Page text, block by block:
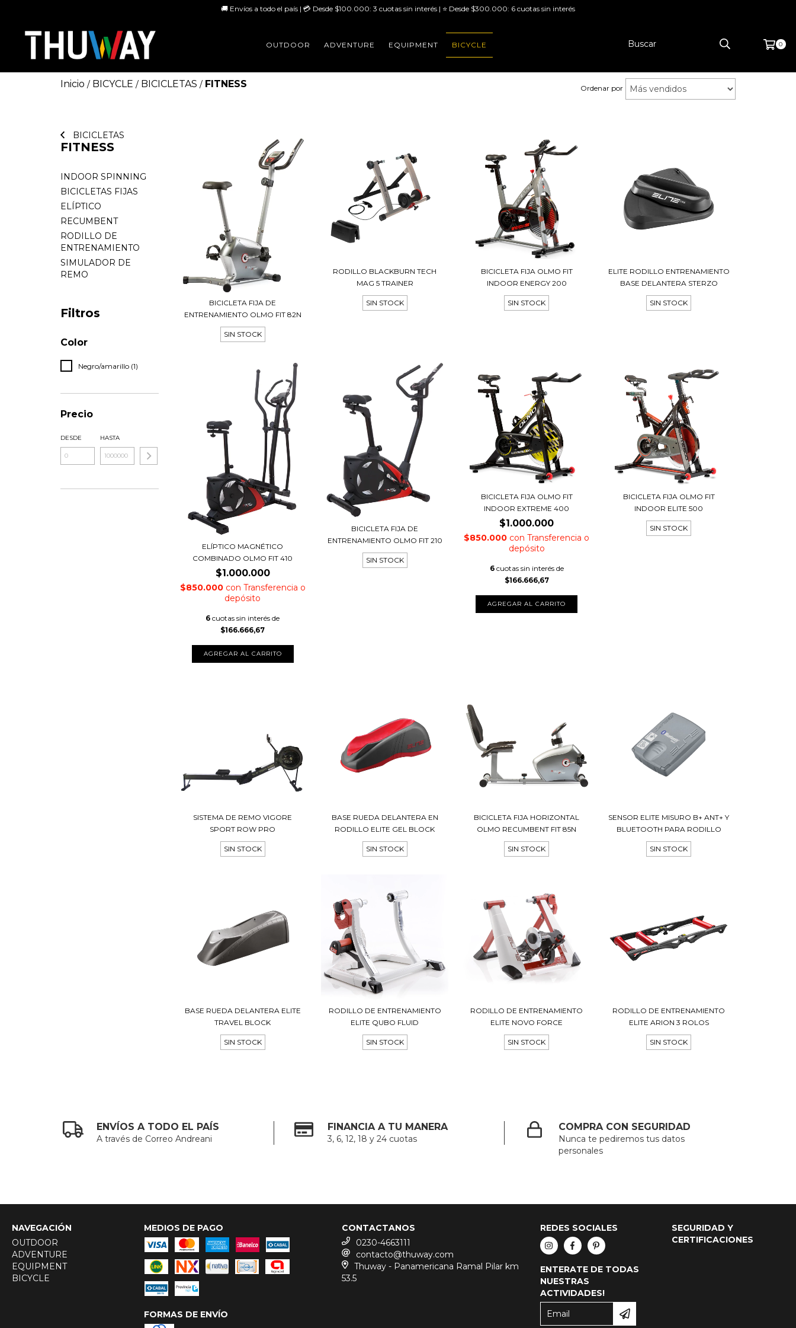
🚚 Envíos a todo el país | 💳 Desde $100.000: 3 cuotas sin interés | ⭐ Desde $300.000: 6 cuotas sin interés
OUTDOOR ADVENTURE EQUIPMENT BICYCLE 0
Inicio / BICYCLE / BICICLETAS / FITNESS Ordenar por
BICICLETAS
FITNESS
INDOOR SPINNING
BICICLETAS FIJAS
ELÍPTICO
RECUMBENT
RODILLO DE
ENTRENAMIENTO
SIMULADOR DE
REMO
Filtros
Color
Negro/amarillo (1)
Precio
DESDE HASTA
BICICLETA FIJA DE
ENTRENAMIENTO OLMO FIT 82N
SIN STOCK
RODILLO BLACKBURN TECH
MAG 5 TRAINER
SIN STOCK
BICICLETA FIJA OLMO FIT
INDOOR ENERGY 200
SIN STOCK
ELITE RODILLO ENTRENAMIENTO
BASE DELANTERA STERZO
SIN STOCK
ELÍPTICO MAGNÉTICO
COMBINADO OLMO FIT 410
$1.000.000
$850.000 con Transferencia o
depósito
6 cuotas sin interés de
$166.666,67
BICICLETA FIJA DE
ENTRENAMIENTO OLMO FIT 210
SIN STOCK
BICICLETA FIJA OLMO FIT
INDOOR EXTREME 400
$1.000.000
$850.000 con Transferencia o
depósito
6 cuotas sin interés de
$166.666,67
AGREGAR AL CARRITO
BICICLETA FIJA OLMO FIT
INDOOR ELITE 500
SIN STOCK
SISTEMA DE REMO VIGORE
SPORT ROW PRO
SIN STOCK
BASE RUEDA DELANTERA EN
RODILLO ELITE GEL BLOCK
SIN STOCK
BICICLETA FIJA HORIZONTAL
OLMO RECUMBENT FIT 85N
SIN STOCK
SENSOR ELITE MISURO B+ ANT+ Y
BLUETOOTH PARA RODILLO
SIN STOCK
BASE RUEDA DELANTERA ELITE
TRAVEL BLOCK
SIN STOCK
RODILLO DE ENTRENAMIENTO
ELITE QUBO FLUID
SIN STOCK
RODILLO DE ENTRENAMIENTO
ELITE NOVO FORCE
SIN STOCK
RODILLO DE ENTRENAMIENTO
ELITE ARION 3 ROLOS
SIN STOCK
ENVÍOS A TODO EL PAÍS
A través de Correo Andreani
FINANCIA A TU MANERA
3, 6, 12, 18 y 24 cuotas
COMPRA CON SEGURIDAD
Nunca te pediremos tus datos
personales
NAVEGACIÓN
OUTDOOR
ADVENTURE
EQUIPMENT
BICYCLE
MEDIOS DE PAGO
FORMAS DE ENVÍO
CONTACTANOS
0230-4663111
contacto@thuway.com
Thuway - Panamericana Ramal Pilar km
53.5
REDES SOCIALES
ENTERATE DE TODAS
NUESTRAS
ACTIVIDADES!
SEGURIDAD Y
CERTIFICACIONES